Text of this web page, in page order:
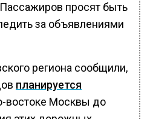
просят быть
за объявлениями
региона сообщили,
планируется
востоке Москвы до